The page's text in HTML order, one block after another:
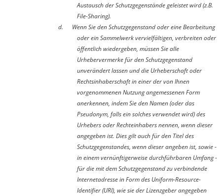
Austausch der Schutzgegenstände geleistet wird (z.B.
File-Sharing).
d.
Wenn Sie den Schutzgegenstand oder eine Bearbeitung
oder ein Sammelwerk vervielfältigen, verbreiten oder
öffentlich wiedergeben, müssen Sie alle
Urhebervermerke für den Schutzgegenstand
unverändert lassen und die Urheberschaft oder
Rechtsinhaberschaft in einer der von Ihnen
vorgenommenen Nutzung angemessenen Form
anerkennen, indem Sie den Namen (oder das
Pseudonym, falls ein solches verwendet wird) des
Urhebers oder Rechteinhabers nennen, wenn dieser
angegeben ist. Dies gilt auch für den Titel des
Schutzgegenstandes, wenn dieser angeben ist, sowie -
in einem vernünftigerweise durchführbaren Umfang -
für die mit dem Schutzgegenstand zu verbindende
Internetadresse in Form des Uniform-Resource-
Identifier (URI), wie sie der Lizenzgeber angegeben